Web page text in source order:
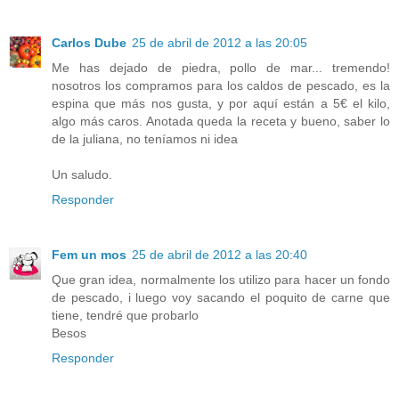
Carlos Dube 25 de abril de 2012 a las 20:05
Me has dejado de piedra, pollo de mar... tremendo!
nosotros los compramos para los caldos de pescado, es la
espina que más nos gusta, y por aquí están a 5€ el kilo,
algo más caros. Anotada queda la receta y bueno, saber lo
de la juliana, no teníamos ni idea
Un saludo.
Responder
Fem un mos 25 de abril de 2012 a las 20:40
Que gran idea, normalmente los utilizo para hacer un fondo
de pescado, i luego voy sacando el poquito de carne que
tiene, tendré que probarlo
Besos
Responder